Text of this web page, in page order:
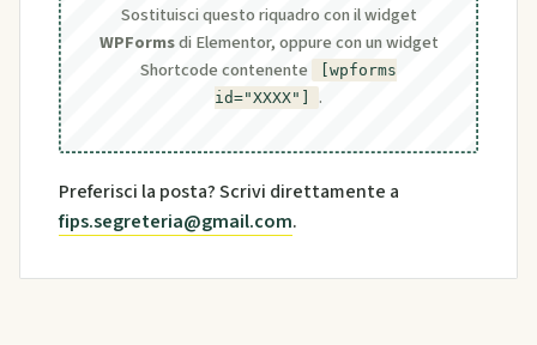
Sostituisci questo riquadro con il widget
WPFormsdi Elementor, oppure con un widget
Shortcode contenente
[wpforms
id="XXXX"]
.
Preferisci la posta? Scrivi direttamente a
fips.segreteria@gmail.com.